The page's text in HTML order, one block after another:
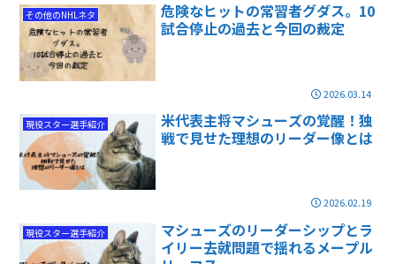
その他のNHLネタ
危険なヒットの常習者グダス。10
試合停止の過去と今回の裁定
2026.03.14
現役スター選手紹介
米代表主将マシューズの覚醒！独
戦で見せた理想のリーダー像とは
2026.02.19
現役スター選手紹介
マシューズのリーダーシップとラ
イリー去就問題で揺れるメープル